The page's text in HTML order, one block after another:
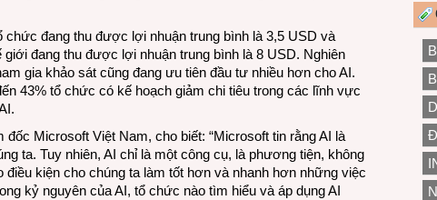
đang thu được lợi nhuận trung bình là 3,5 USD và
đang thu được lợi nhuận trung bình là 8 USD. Nghiên
gia khảo sát cũng đang ưu tiên đầu tư nhiều hơn cho AI.
43% tổ chức có kế hoạch giảm chi tiêu trong các lĩnh vực
Microsoft Việt Nam, cho biết: “Microsoft tin rằng AI là
ta. Tuy nhiên, AI chỉ là một công cụ, là phương tiện, không
điều kiện cho chúng ta làm tốt hơn và nhanh hơn những việc
kỷ nguyên của AI, tổ chức nào tìm hiểu và áp dụng AI